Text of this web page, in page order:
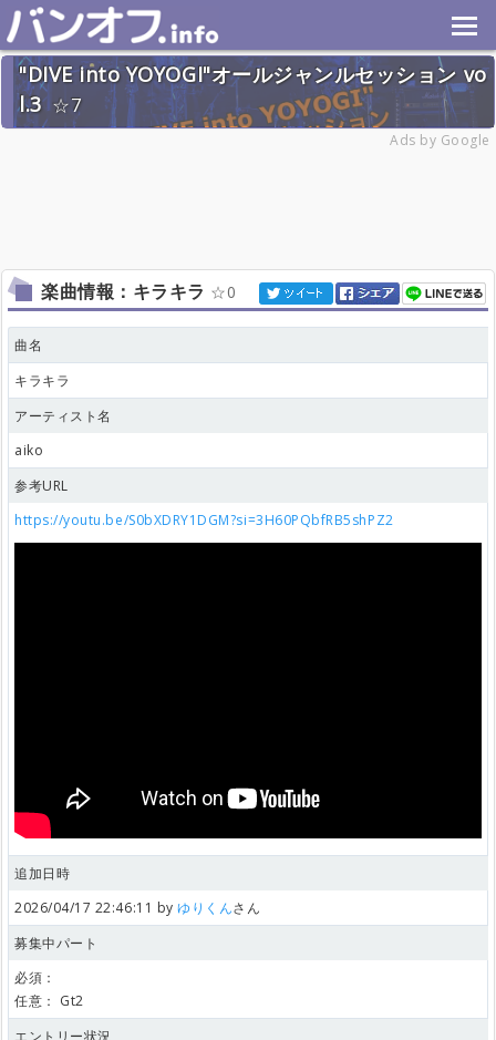
"DIVE into YOYOGI"オールジャンルセッション vo
l.3
7
Ads by Google
楽曲情報：キラキラ 0
曲名
キラキラ
アーティスト名
aiko
参考URL
https://youtu.be/S0bXDRY1DGM?si=3H60PQbfRB5shPZ2
追加日時
2026/04/17 22:46:11 byゆりくんさん
募集中パート
必須：
任意： Gt2
エントリー状況